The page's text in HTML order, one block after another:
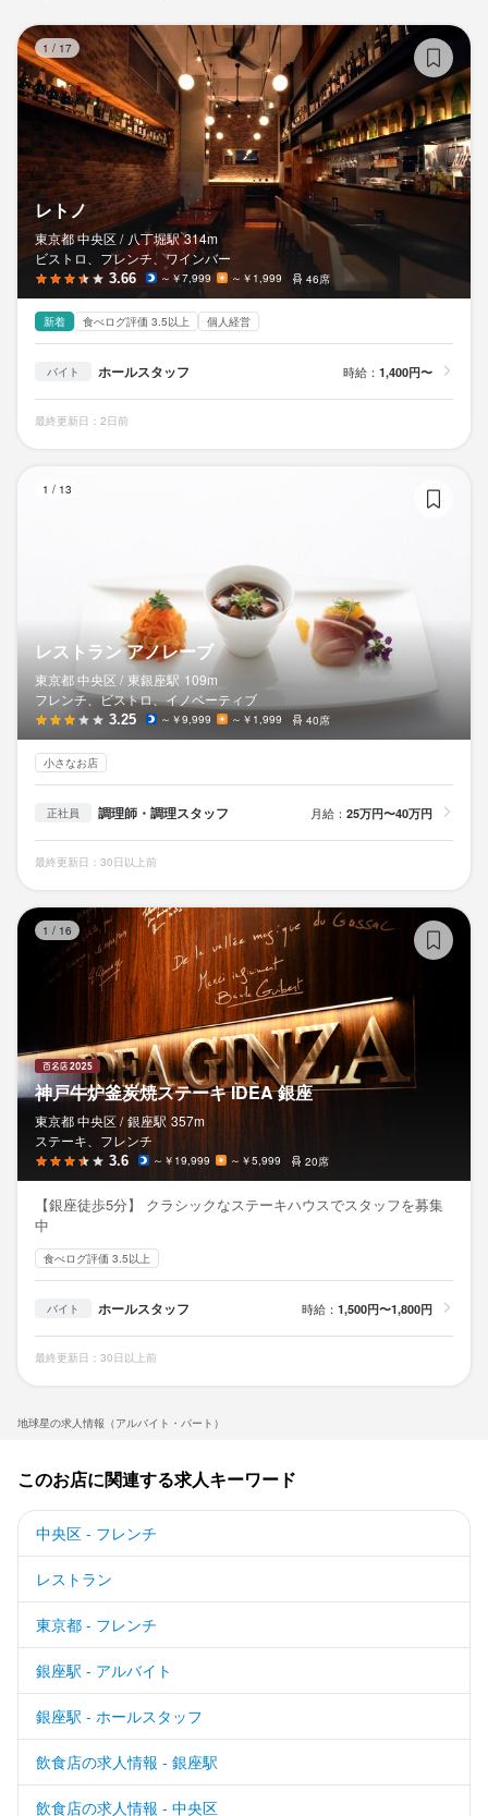
地球星の求人情報（アルバイト・パート）
1 / 17
レトノ
東京都 中央区 / 八丁堀駅 314m
ビストロ、フレンチ、ワインバー
3.66 ～￥7,999 ～￥1,999 46席
新着 食べログ評価 3.5以上 個人経営
バイト ホールスタッフ 時給： 1,400円〜
最終更新日：2日前
1 / 13
レストラン アノレーブ
東京都 中央区 / 東銀座駅 109m
フレンチ、ビストロ、イノベーティブ
3.25 ～￥9,999 ～￥1,999 40席
小さなお店
正社員 調理師・調理スタッフ 月給： 25万円〜40万円
最終更新日：30日以上前
1 / 16
神戸牛炉釜炭焼ステーキ IDEA 銀座
東京都 中央区 / 銀座駅 357m
ステーキ、フレンチ
3.6 ～￥19,999 ～￥5,999 20席
【銀座徒歩5分】 クラシックなステーキハウスでスタッフを募集
中
食べログ評価 3.5以上
バイト ホールスタッフ 時給： 1,500円〜1,800円
最終更新日：30日以上前
このお店に関連する求人キーワード
中央区 - フレンチ
レストラン
東京都 - フレンチ
銀座駅 - アルバイト
銀座駅 - ホールスタッフ
飲食店の求人情報 - 銀座駅
飲食店の求人情報 - 中央区